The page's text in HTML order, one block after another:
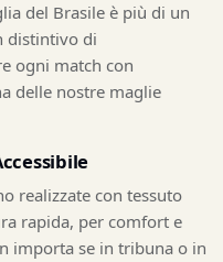
del Brasile è più di un
distintivo di
ogni match con
delle nostre maglie
realizzate con tessuto
rapida, per comfort e
importa se in tribuna o in